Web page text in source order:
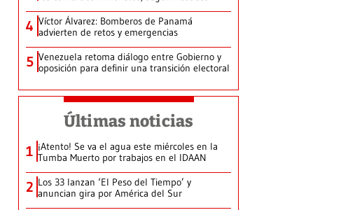
4 Víctor Álvarez: Bomberos de Panamá
advierten de retos y emergencias
5 Venezuela retoma diálogo entre Gobierno y
oposición para definir una transición electoral
Últimas noticias
1 ¡Atento! Se va el agua este miércoles en la
Tumba Muerto por trabajos en el IDAAN
2 Los 33 lanzan ‘El Peso del Tiempo’ y
anuncian gira por América del Sur